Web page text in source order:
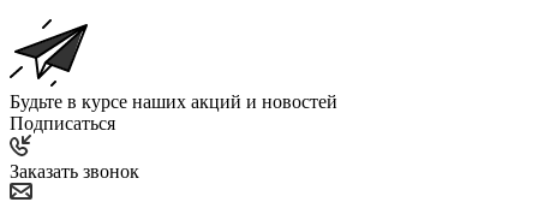
Будьте в курсе наших акций и новостей
Подписаться
Заказать звонок